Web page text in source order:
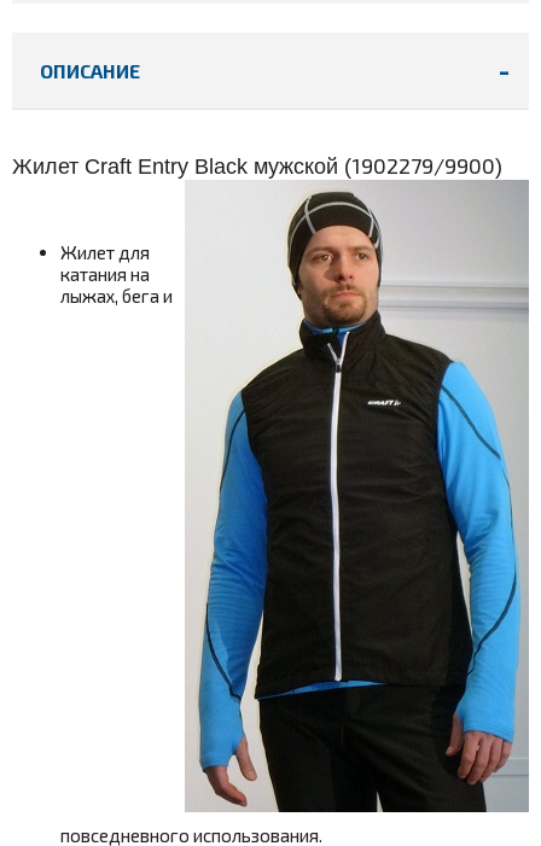
ОПИСАНИЕ
Жилет Craft Entry Black мужской (1902279/9900)
Жилет для
катания на
лыжах, бега и
повседневного использования.